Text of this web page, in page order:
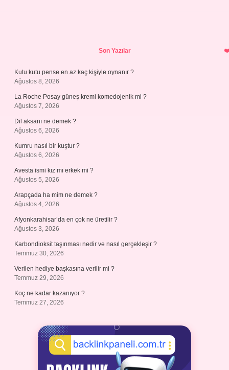
Son Yazılar
Kutu kutu pense en az kaç kişiyle oynanır ?
Ağustos 8, 2026
La Roche Posay güneş kremi komedojenik mi ?
Ağustos 7, 2026
Dil aksanı ne demek ?
Ağustos 6, 2026
Kumru nasıl bir kuştur ?
Ağustos 6, 2026
Avesta ismi kız mı erkek mi ?
Ağustos 5, 2026
Arapçada ha mim ne demek ?
Ağustos 4, 2026
Afyonkarahisar’da en çok ne üretilir ?
Ağustos 3, 2026
Karbondioksit taşınması nedir ve nasıl gerçekleşir ?
Temmuz 30, 2026
Verilen hediye başkasına verilir mi ?
Temmuz 29, 2026
Koç ne kadar kazanıyor ?
Temmuz 27, 2026